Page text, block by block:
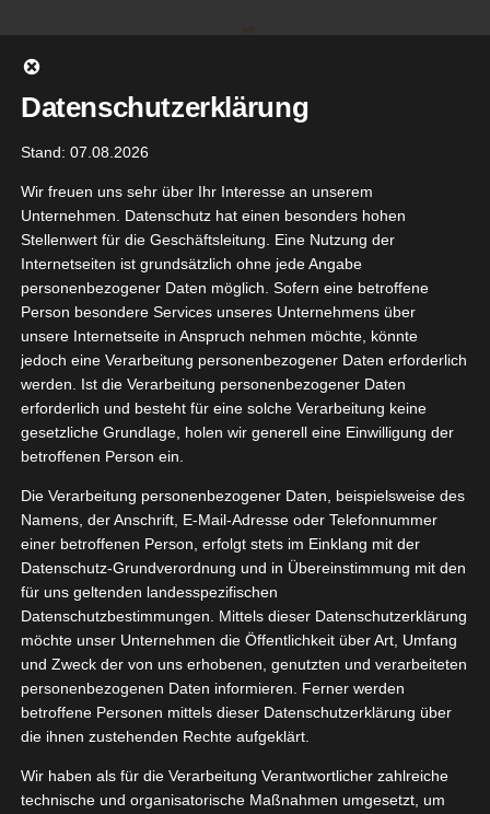
springen
Gehe zu ...
Zeige
grösseres
Bild
Datenschutzerklärung
Stand: 07.08.2026
Wir freuen uns sehr über Ihr Interesse an unserem
Unternehmen. Datenschutz hat einen besonders hohen
Stellenwert für die Geschäftsleitung. Eine Nutzung der
Internetseiten ist grundsätzlich ohne jede Angabe
personenbezogener Daten möglich. Sofern eine betroffene
Person besondere Services unseres Unternehmens über
unsere Internetseite in Anspruch nehmen möchte, könnte
jedoch eine Verarbeitung personenbezogener Daten erforderlich
werden. Ist die Verarbeitung personenbezogener Daten
erforderlich und besteht für eine solche Verarbeitung keine
gesetzliche Grundlage, holen wir generell eine Einwilligung der
betroffenen Person ein.
Die Verarbeitung personenbezogener Daten, beispielsweise des
Namens, der Anschrift, E-Mail-Adresse oder Telefonnummer
einer betroffenen Person, erfolgt stets im Einklang mit der
Datenschutz-Grundverordnung und in Übereinstimmung mit den
für uns geltenden landesspezifischen
Datenschutzbestimmungen. Mittels dieser Datenschutzerklärung
möchte unser Unternehmen die Öffentlichkeit über Art, Umfang
und Zweck der von uns erhobenen, genutzten und verarbeiteten
personenbezogenen Daten informieren. Ferner werden
betroffene Personen mittels dieser Datenschutzerklärung über
die ihnen zustehenden Rechte aufgeklärt.
Wir haben als für die Verarbeitung Verantwortlicher zahlreiche
technische und organisatorische Maßnahmen umgesetzt, um